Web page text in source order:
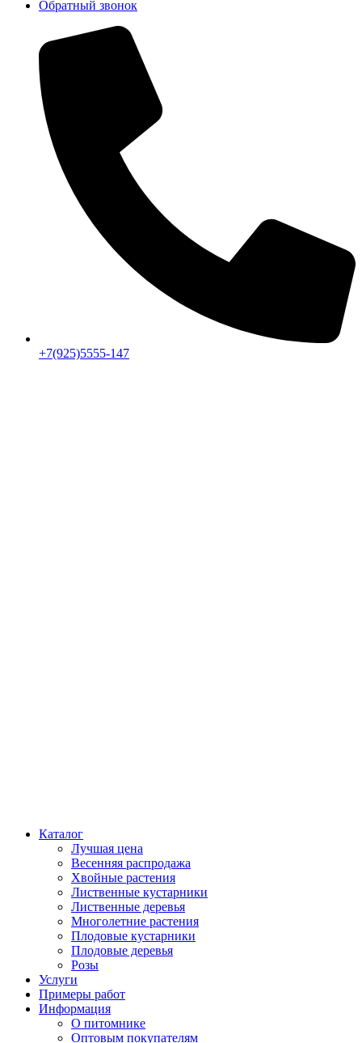
Обратный звонок
+7(925)5555-147
Каталог
Лучшая цена
Весенняя распродажа
Хвойные растения
Лиственные кустарники
Лиственные деревья
Многолетние растения
Плодовые кустарники
Плодовые деревья
Розы
Услуги
Примеры работ
Информация
О питомнике
Оптовым покупателям